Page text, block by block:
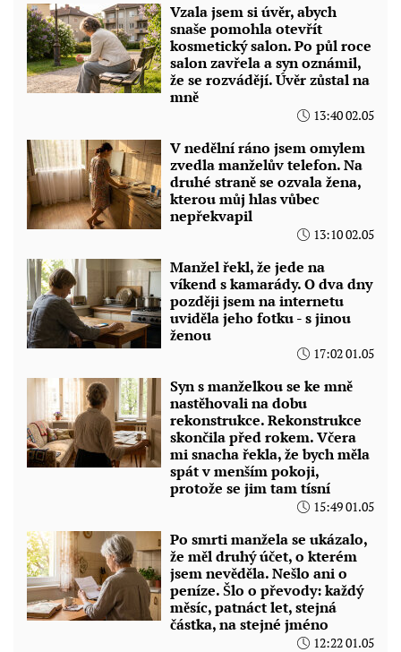
Vzala jsem si úvěr, abych
snaše pomohla otevřít
kosmetický salon. Po půl roce
salon zavřela a syn oznámil,
že se rozvádějí. Úvěr zůstal na
mně
13:40 02.05
V nedělní ráno jsem omylem
zvedla manželův telefon. Na
druhé straně se ozvala žena,
kterou můj hlas vůbec
nepřekvapil
13:10 02.05
Manžel řekl, že jede na
víkend s kamarády. O dva dny
později jsem na internetu
uviděla jeho fotku - s jinou
ženou
17:02 01.05
Syn s manželkou se ke mně
nastěhovali na dobu
rekonstrukce. Rekonstrukce
skončila před rokem. Včera
mi snacha řekla, že bych měla
spát v menším pokoji,
protože se jim tam tísní
15:49 01.05
Po smrti manžela se ukázalo,
že měl druhý účet, o kterém
jsem nevěděla. Nešlo ani o
peníze. Šlo o převody: každý
měsíc, patnáct let, stejná
částka, na stejné jméno
12:22 01.05